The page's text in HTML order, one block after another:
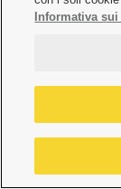
Informativa